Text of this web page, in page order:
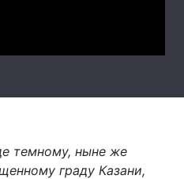
темному, ныне же
граду Казани,